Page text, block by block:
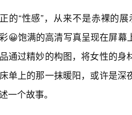
的“性感”，从来不是赤裸的
😀饱满的高清写真呈现在屏
通过精妙的构图，将女性的
单上的那一抹暖阳，或许是
一个故事。